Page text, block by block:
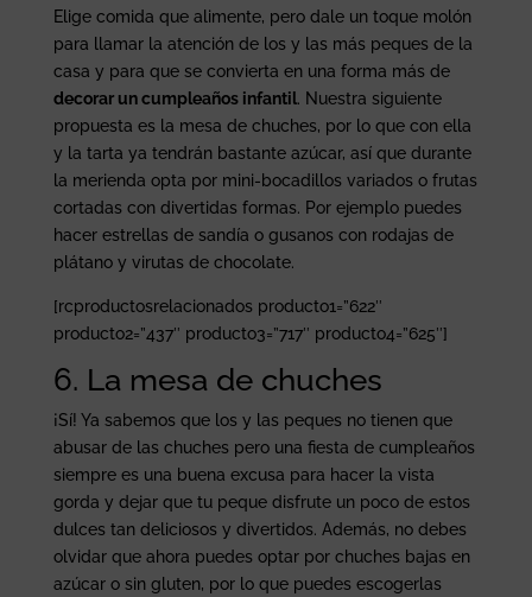
Elige comida que alimente, pero dale un toque molón
para llamar la atención de los y las más peques de la
casa y para que se convierta en una forma más de
decorar un cumpleaños infantil. Nuestra siguiente
propuesta es la mesa de chuches, por lo que con ella
y la tarta ya tendrán bastante azúcar, así que durante
la merienda opta por mini-bocadillos variados o frutas
cortadas con divertidas formas. Por ejemplo puedes
hacer estrellas de sandía o gusanos con rodajas de
plátano y virutas de chocolate.
[rcproductosrelacionados producto1=”622″
producto2=”437″ producto3=”717″ producto4=”625″]
6. La mesa de chuches
¡Sí! Ya sabemos que los y las peques no tienen que
abusar de las chuches pero una fiesta de cumpleaños
siempre es una buena excusa para hacer la vista
gorda y dejar que tu peque disfrute un poco de estos
dulces tan deliciosos y divertidos. Además, no debes
olvidar que ahora puedes optar por chuches bajas en
azúcar o sin gluten, por lo que puedes escogerlas